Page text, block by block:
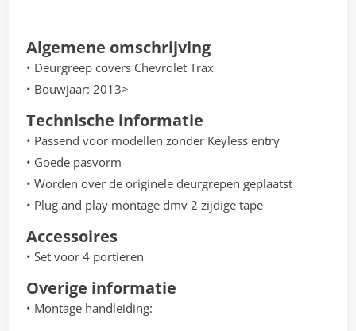
Algemene omschrijving
• Deurgreep covers Chevrolet Trax
• Bouwjaar: 2013>
Technische informatie
• Passend voor modellen zonder Keyless entry
• Goede pasvorm
• Worden over de originele deurgrepen geplaatst
• Plug and play montage dmv 2 zijdige tape
Accessoires
• Set voor 4 portieren
Overige informatie
• Montage handleiding: